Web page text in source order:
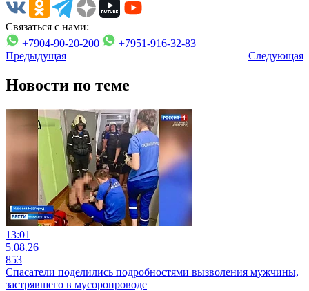
Связаться с нами:
+7904-90-20-200
+7951-916-32-83
Предыдущая
Следующая
Новости по теме
13:01
5.08.26
853
Спасатели поделились подробностями вызволения мужчины,
застрявшего в мусоропроводе